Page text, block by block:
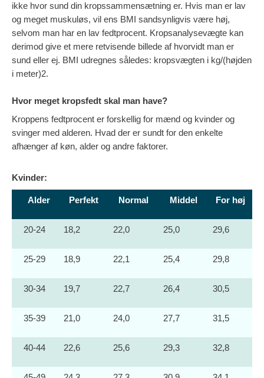
ikke hvor sund din kropssammensætning er. Hvis man er lav
og meget muskuløs, vil ens BMI sandsynligvis være høj,
selvom man har en lav fedtprocent. Kropsanalysevægte kan
derimod give et mere retvisende billede af hvorvidt man er
sund eller ej. BMI udregnes således: kropsvægten i kg/(højden
i meter)2.
Hvor meget kropsfedt skal man have?
Kroppens fedtprocent er forskellig for mænd og kvinder og
svinger med alderen. Hvad der er sundt for den enkelte
afhænger af køn, alder og andre faktorer.
Kvinder:
Alder Perfekt Normal Middel For høj
20-24 18,2 22,0 25,0 29,6
25-29 18,9 22,1 25,4 29,8
30-34 19,7 22,7 26,4 30,5
35-39 21,0 24,0 27,7 31,5
40-44 22,6 25,6 29,3 32,8